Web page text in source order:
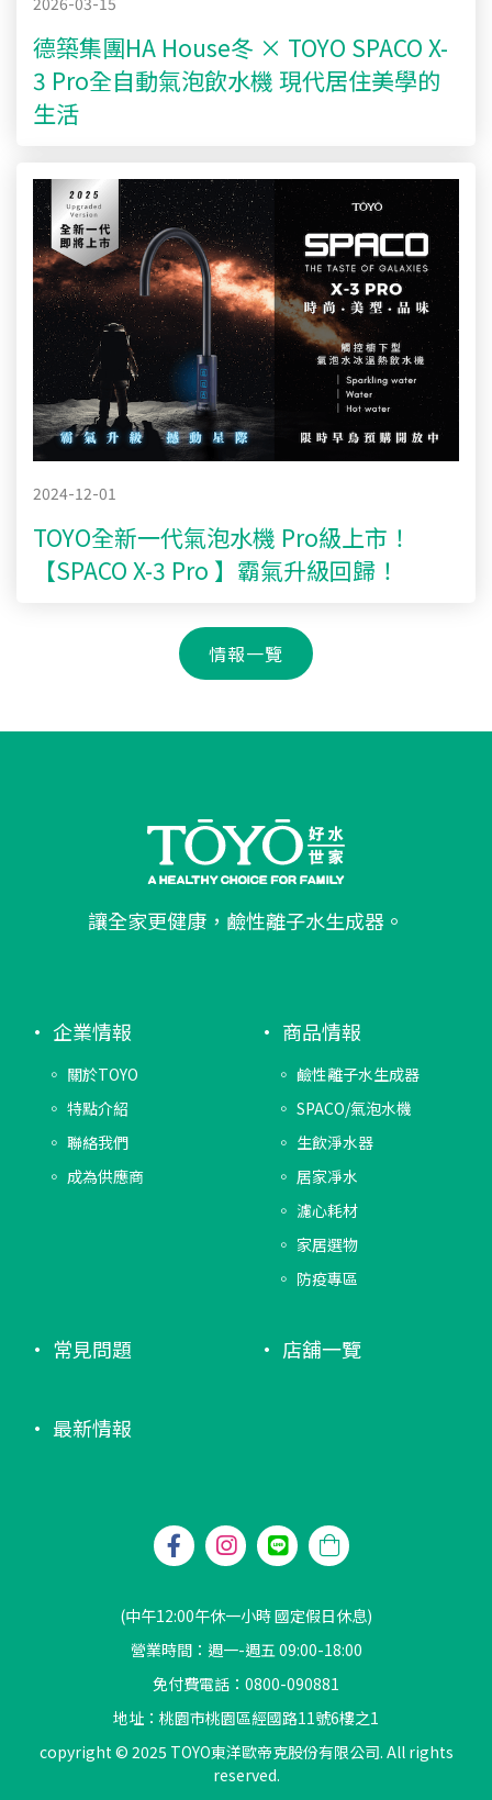
德築集團HA House冬 × TOYO SPACO X-
3 Pro全自動氣泡飲水機 現代居住美學的
生活
2024-12-01
TOYO全新一代氣泡水機 Pro級上市！
【SPACO X-3 Pro 】霸氣升級回歸！
情報一覽
讓全家更健康，鹼性離子水生成器。
企業情報
關於TOYO
特點介紹
聯絡我們
成為供應商
商品情報
鹼性離子水生成器
SPACO/氣泡水機
生飲淨水器
居家凈水
濾心耗材
家居選物
防疫專區
常見問題 店舖一覽
最新情報
(中午12:00午休一小時 國定假日休息)
營業時間：週一-週五 09:00-18:00
免付費電話：0800-090881
地址：桃園市桃園區經國路11號6樓之1
copyright © 2025 TOYO東洋歐帝克股份有限公司. All rights
reserved.